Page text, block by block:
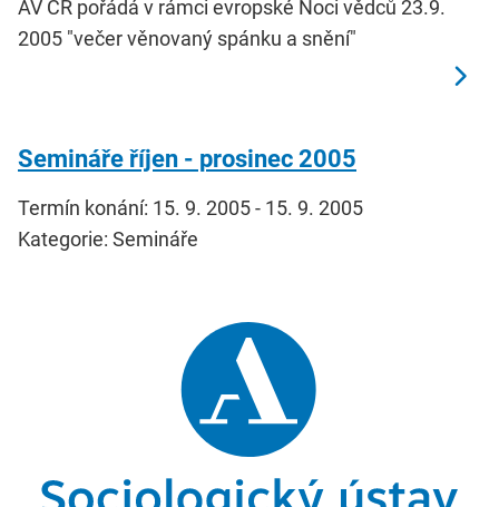
AV ČR pořádá v rámci evropské Noci vědců 23.9.
2005 "večer věnovaný spánku a snění"
Semináře říjen - prosinec 2005
Termín konání: 15. 9. 2005 - 15. 9. 2005
Kategorie: Semináře